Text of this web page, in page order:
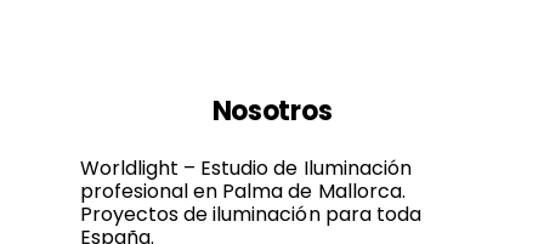
Nosotros
Worldlight – Estudio de Iluminación
profesional en Palma de Mallorca.
Proyectos de iluminación para toda
España.